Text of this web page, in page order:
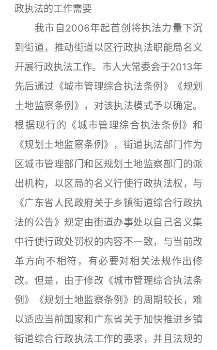
政执法的工作需要
我市自2006年起首创将执法力量下沉
到街道，推动街道以区行政执法职能局名义
开展行政执法工作。市人大常委会于2013年
先后通过《城市管理综合执法条例》《规划
土地监察条例》，对该执法模式予以确定。
根据现行的《城市管理综合执法条例》和
《规划土地监察条例》，街道执法部门作为
区城市管理部门和区规划土地监察部门的派
出机构，以区局的名义行使行政执法权，与
《广东省人民政府关于乡镇街道综合行政执
法的公告》规定由街道办事处以自己名义集
中行使行政处罚权的内容不一致，与当前改
革方向不相符，有必要对相关法规作出修
改。但是，由于修改《城市管理综合执法条
例》《规划土地监察条例》的周期较长，难
以适应当前国家和广东省关于加快推进乡镇
街道综合行政执法工作的要求，并且法规的